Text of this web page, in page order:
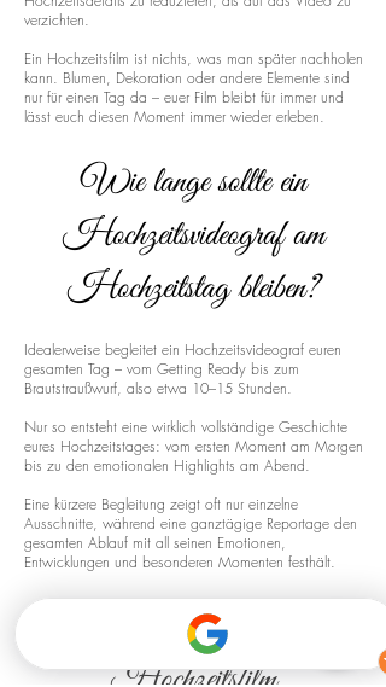
verzichten.
Ein Hochzeitsfilm ist nichts, was man später nachholen
kann. Blumen, Dekoration oder andere Elemente sind
nur für einen Tag da – euer Film bleibt für immer und
lässt euch diesen Moment immer wieder erleben.
Wie lange sollte ein
Hochzeitsvideograf am
Hochzeitstag bleiben?
Idealerweise begleitet ein Hochzeitsvideograf euren
gesamten Tag – vom Getting Ready bis zum
Brautstraußwurf, also etwa 10–15 Stunden.
Nur so entsteht eine wirklich vollständige Geschichte
eures Hochzeitstages: vom ersten Moment am Morgen
bis zu den emotionalen Highlights am Abend.
Eine kürzere Begleitung zeigt oft nur einzelne
Ausschnitte, während eine ganztägige Reportage den
gesamten Ablauf mit all seinen Emotionen,
Entwicklungen und besonderen Momenten festhält.
Drohnenaufnahmen für euren